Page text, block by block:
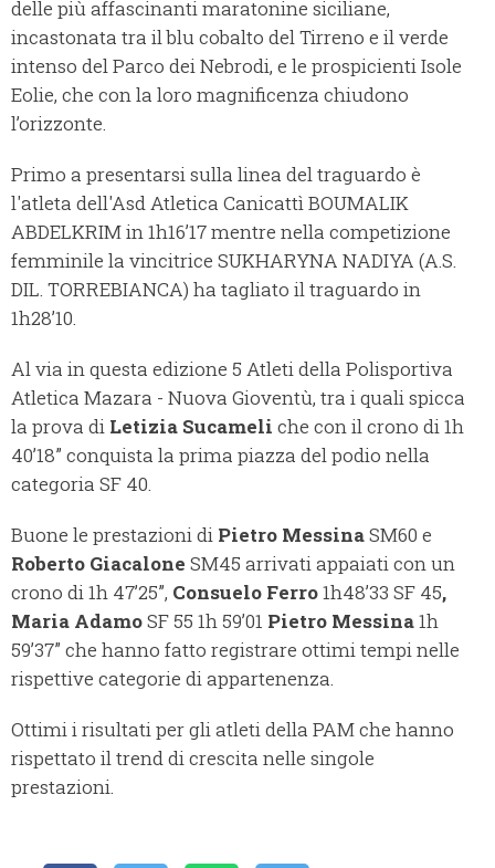
delle più affascinanti maratonine siciliane,
incastonata tra il blu cobalto del Tirreno e il verde
intenso del Parco dei Nebrodi, e le prospicienti Isole
Eolie, che con la loro magnificenza chiudono
l’orizzonte.
Primo a presentarsi sulla linea del traguardo è
l'atleta dell'Asd Atletica Canicattì BOUMALIK
ABDELKRIM in 1h16’17 mentre nella competizione
femminile la vincitrice SUKHARYNA NADIYA (A.S.
DIL. TORREBIANCA) ha tagliato il traguardo in
1h28’10.
Al via in questa edizione 5 Atleti della Polisportiva
Atletica Mazara - Nuova Gioventù, tra i quali spicca
la prova di Letizia Sucameli che con il crono di 1h
40’18” conquista la prima piazza del podio nella
categoria SF 40.
Buone le prestazioni di Pietro MessinaSM60 e
Roberto Giacalone SM45 arrivati appaiati con un
crono di 1h 47’25”, Consuelo Ferro1h48’33 SF 45,
Maria AdamoSF 55 1h 59’01 Pietro Messina1h
59’37” che hanno fatto registrare ottimi tempi nelle
rispettive categorie di appartenenza.
Ottimi i risultati per gli atleti della PAM che hanno
rispettato il trend di crescita nelle singole
prestazioni.